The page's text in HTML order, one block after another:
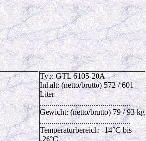
Typ: GTL 6105-20A
Inhalt: (netto/brutto) 572 / 601
Liter
..............................................
Gewicht: (netto/brutto) 79 / 93 kg
..............................................
Temperaturbereich: -14°C bis
-26°C